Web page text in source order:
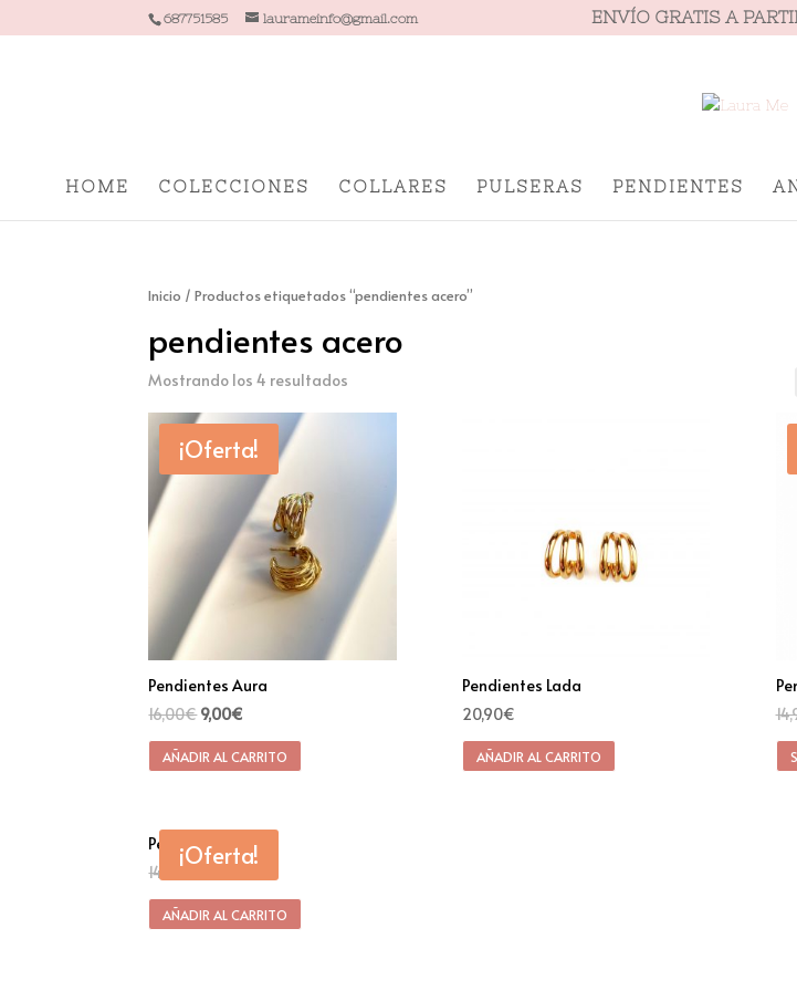
687751585 laurameinfo@gmail.com ENVÍO GRATIS A
HOME COLECCIONES COLLARES PULSERAS PENDIENTES
Inicio / Productos etiquetados “pendientes acero”
pendientes acero
Mostrando los 4 resultados
¡Oferta!
Pendientes Aura
16,00€9,00€
AÑADIR AL CARRITO
Pendientes Lada
20,90€
AÑADIR AL CARRITO
¡Oferta!
Pendientes Alina
14,90
AÑADIR AL CARRITO